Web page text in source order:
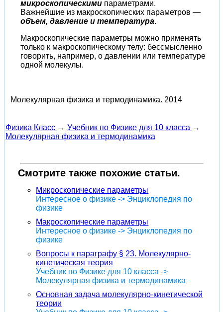
микроскопическими параметрами.
Важнейшие из макроскопических параметров —
объем, давление и температура.
Макроскопические параметры можно применять
только к макроскопическому телу: бессмысленно
говорить, например, о давлении или температуре
одной молекулы.
Молекулярная физика и термодинамика. 2014
Физика Класс → Учебник по Физике для 10 класса →
Молекулярная физика и термодинамика
Смотрите также похожие статьи.
Микроскопические параметры
Интересное о физике -> Энциклопедия по
физике
Макроскопические параметры
Интересное о физике -> Энциклопедия по
физике
Вопросы к параграфу § 23. Молекулярно-
кинетическая теория
Учебник по Физике для 10 класса ->
Молекулярная физика и термодинамика
Основная задача молекулярно-кинетической
теории